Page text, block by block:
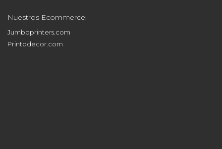
Nuestros Ecommerce:
Jumboprinters.com
Printodecor.com